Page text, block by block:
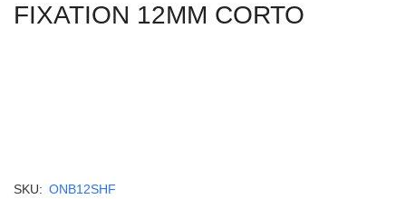
FIXATION 12MM CORTO
SKU: ONB12SHF